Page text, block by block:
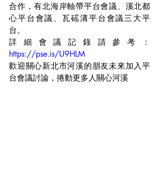
合作，有北海岸軸帶平台會議、溪北都
心平台會議、瓦磘溝平台會議三大平
台。
詳細會議記錄請參考：
https://pse.is/U9HLM
歡迎關心新北市河溪的朋友未來加入平
台會議討論，捲動更多人關心河溪